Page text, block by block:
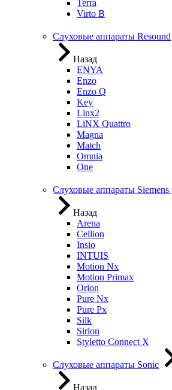
Terra
Virto B
Слуховые аппараты Resound
Назад
ENYA
Enzo
Enzo Q
Key
Linx2
LiNX Quattro
Magna
Match
Omnia
One
Слуховые аппараты Siemens
Назад
Arena
Cellion
Insio
INTUIS
Motion Nx
Motion Primax
Orion
Pure Nx
Pure Px
Silk
Sirion
Styletto Connect X
Слуховые аппараты Sonic
Назад